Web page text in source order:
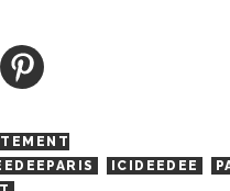
ICIDEEDEE